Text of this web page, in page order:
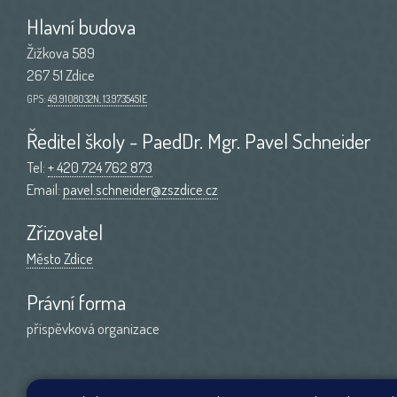
Hlavní budova
Žižkova 589
267 51 Zdice
GPS: 49.9108032N, 13.9735451E
Ředitel školy - PaedDr. Mgr. Pavel Schneider
Tel:+ 420 724 762 873
Email:pavel.schneider@zszdice.cz
Zřizovatel
Město Zdice
Právní forma
příspěvková organizace